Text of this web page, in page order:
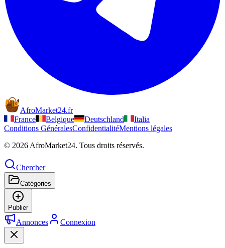
AfroMarket24.fr
France
Belgique Deutschland
Italia
Conditions GénéralesConfidentialitéMentions légales
© 2026 AfroMarket24. Tous droits réservés.
Chercher
Catégories
Publier
Annonces Connexion